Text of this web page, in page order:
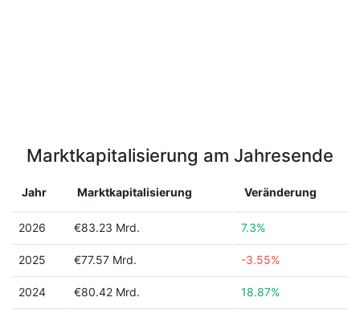
Marktkapitalisierung am Jahresende
Jahr Marktkapitalisierung Veränderung
2026 €83.23 Mrd. 7.3%
2025 €77.57 Mrd. -3.55%
2024 €80.42 Mrd. 18.87%